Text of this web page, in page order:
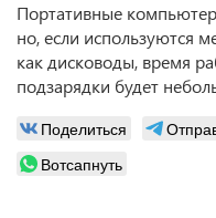
Портативные
но, если используются
как дисководы, время
подзарядки будет
Поделиться
Вотсапнуть